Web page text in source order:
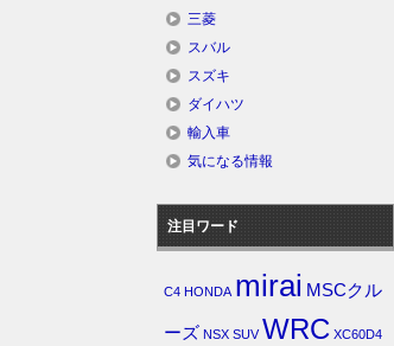
三菱
スバル
スズキ
ダイハツ
輸入車
気になる情報
注目ワード
C4 HONDA mirai MSCクル
ーズ NSX SUV WRC XC60D4